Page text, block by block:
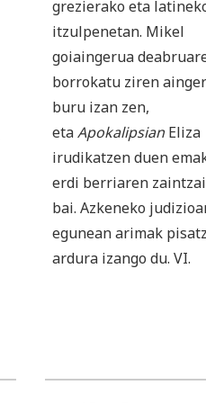
grezierako eta
itzulpenetan. Mikel
goiaingerua
borrokatu ziren
buru izan zen,
etaApokalipsianEliza
irudikatzen duen
erdi berriaren
bai. Azkeneko
egunean arimak
ardura izango du. VI.